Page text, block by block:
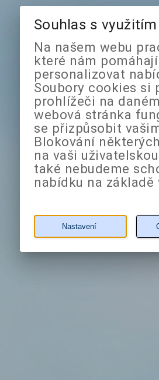
Souhlas s
Na našem webu
které nám
personalizovat
Soubory cookies si
prohlížeči na
webová stránka
se přizpůsobit
Blokování
na vaši
také nebudeme
nabídku na
Nastavení